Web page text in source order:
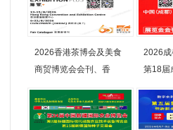
2026香港茶博会及美食
商贸博览会会刊、香
2026成
第18届